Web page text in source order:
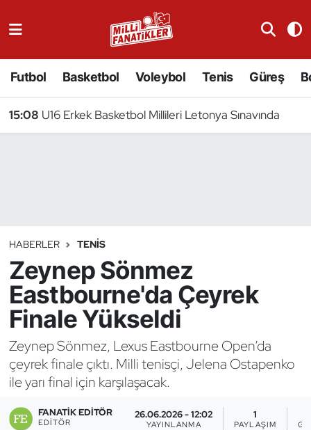
Futbol Basketbol Voleybol Tenis Güreş
15:08 U16 Erkek Basketbol Millileri Letonya Sınavında
HABERLER TENIS
Zeynep Sönmez
Eastbourne'da Çeyrek
Finale Yükseldi
Zeynep Sönmez, Lexus Eastbourne Open’da
çeyrek finale çıktı. Milli tenisçi, Jelena Ostapenko
ile yarı final için karşılaşacak.
FANATIK EDITÖR
EDITÖR
26.06.2026 - 12:02
YAYINLANMA
1
PAYLAŞIM
Badminton
Binicilik
Bisiklet
Bocce Bowling Dart
Boks
Briç